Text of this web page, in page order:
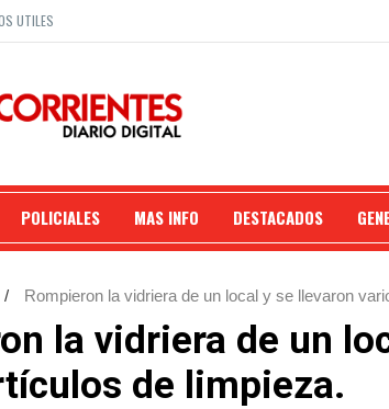
UTILES
POLICIALES MAS INFO DESTACADOS
/ Rompieron la vidriera de un local y se llevaron
la vidriera de un
de limpieza.